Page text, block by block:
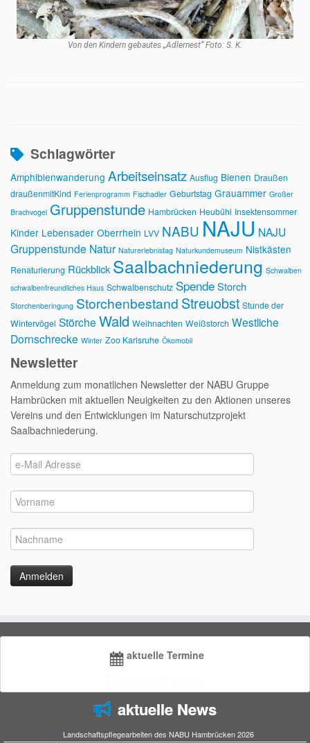
Von den Kindern gebautes „Adlernest“ Foto: S. K.
Schlagwörter
Amphibienwanderung Arbeitseinsatz Ausflug Bienen Draußen
draußenmitKind Ferienprogramm Fischadler Geburtstag Grauammer Großer
Brachvogel Gruppenstunde Hambrücken Heubühl Insektensommer
Kinder Lebensader Oberrhein LVV NABU NAJU NAJU
Gruppenstunde Natur Naturerlebnistag Naturkundemuseum Nistkästen
Renaturierung Rückblick Saalbachniederung Schwalben
schwalbenfreundliches Haus Schwalbenschutz SpendeStorch
Storchenberingung Storchenbestand Streuobst Stunde der
Wintervögel Störche Wald Weihnachten Weißstorch Westliche
Dornschrecke Winter Zoo Karlsruhe Ökomobil
Newsletter
Anmeldung zum monatlichen Newsletter der NABU Gruppe
Hambrücken mit aktuellen Neuigkeiten zu den Aktionen unseres
Vereins und den Entwicklungen im Naturschutzprojekt
Saalbachniederung.
aktuelle Termine
aktuelle News
Landschaftspflegearbeiten des NABU Hambrücken 2026